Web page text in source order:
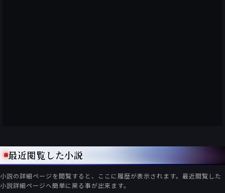
最近閲覧した小説
小説の詳細ページを閲覧すると、ここに履歴が表示されます。最近閲覧した
小説詳細ページへ簡単に戻る事が出来ます。